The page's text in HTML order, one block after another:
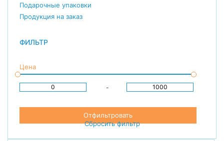
Подарочные упаковки
Продукция на заказ
ФИЛЬТР
Цена
-
Отфильтровать
Сбросить фильтр